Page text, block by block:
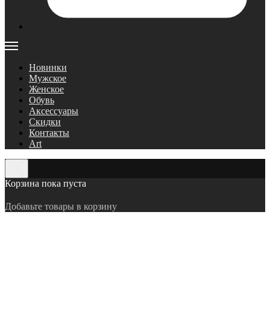
Новинки
Мужское
Женское
Обувь
Аксессуары
Скидки
Контакты
Art
Корзина пока пуста
Добавьте товары в корзину